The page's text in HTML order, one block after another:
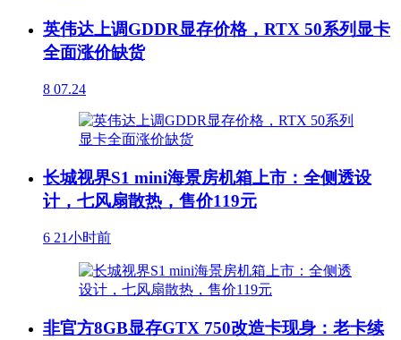
英伟达上调GDDR显存价格，RTX 50系列显卡
全面涨价缺货
8 07.24
长城视界S1 mini海景房机箱上市：全侧透设
计，七风扇散热，售价119元
6 21小时前
非官方8GB显存GTX 750改造卡现身：老卡续